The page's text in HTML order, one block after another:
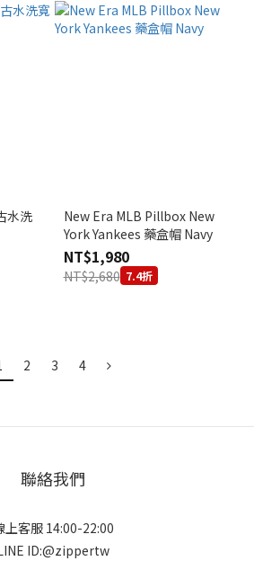
水洗
New Era MLB Pillbox New
York Yankees 藥盒帽 Navy
NT$1,980
NT$2,680 7.4折
2 3 4
聯絡我們
上客服 14:00-22:00
ID:@zippertw